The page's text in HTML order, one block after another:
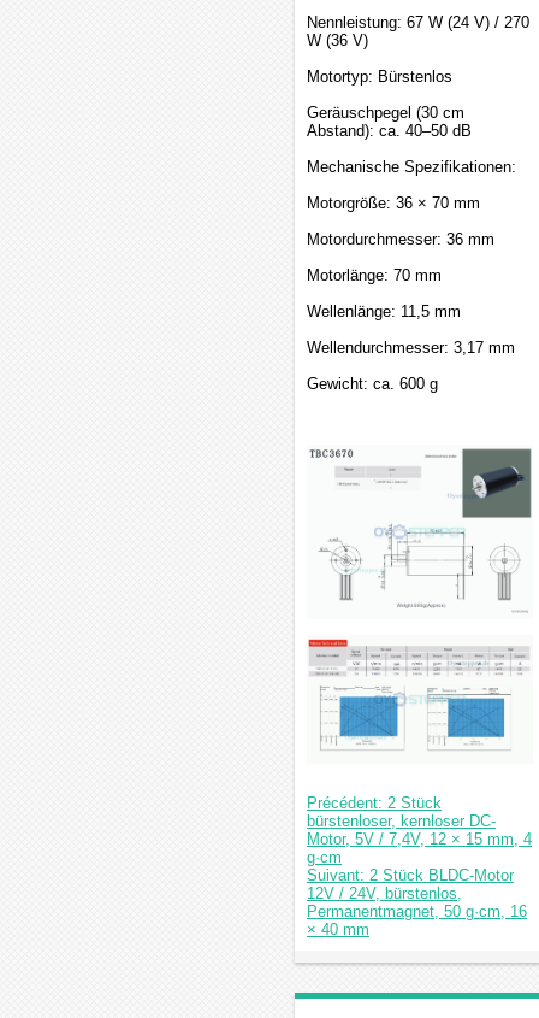
Nennleistung: 67 W (24 V) / 270
W (36 V)
Motortyp: Bürstenlos
Geräuschpegel (30 cm
Abstand): ca. 40–50 dB
Mechanische Spezifikationen:
Motorgröße: 36 × 70 mm
Motordurchmesser: 36 mm
Motorlänge: 70 mm
Wellenlänge: 11,5 mm
Wellendurchmesser: 3,17 mm
Gewicht: ca. 600 g
Précédent: 2 Stück
bürstenloser, kernloser DC-
Motor, 5V / 7,4V, 12 × 15 mm, 4
g·cm
Suivant: 2 Stück BLDC-Motor
12V / 24V, bürstenlos,
Permanentmagnet, 50 g·cm, 16
× 40 mm